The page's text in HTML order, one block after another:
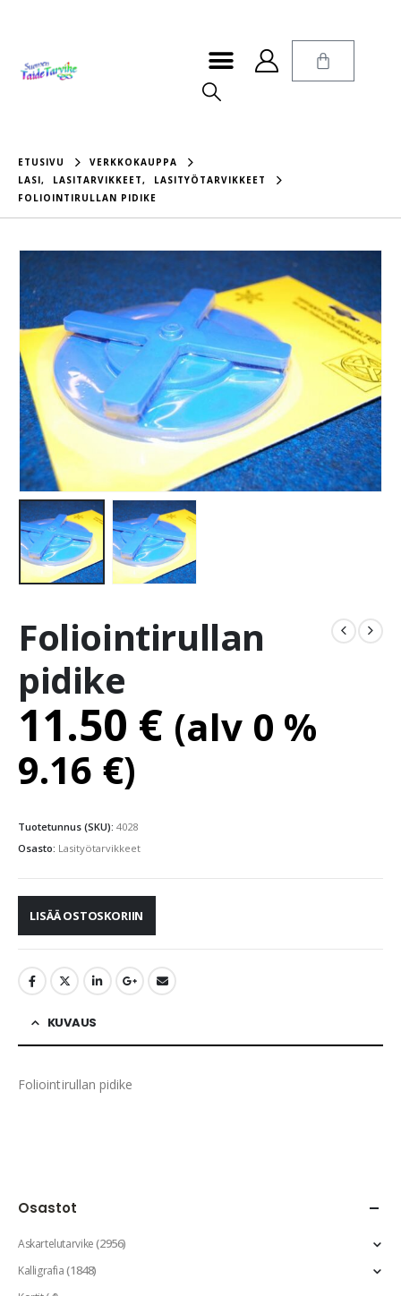
ETUSIVU
VERKKOKAUPPA
LASI, LASITARVIKKEET,
LASITYÖTARVIKKEET
FOLIOINTIRULLAN PIDIKE
Foliointirullan
pidike
11.50 € (alv 0 %
9.16 €)
Tuotetunnus (SKU): 4028
Osasto: Lasityötarvikkeet
LISÄÄ OSTOSKORIIN
KUVAUS
Foliointirullan pidike
Osastot
Askartelutarvike(2956)
Kalligrafia(1848)